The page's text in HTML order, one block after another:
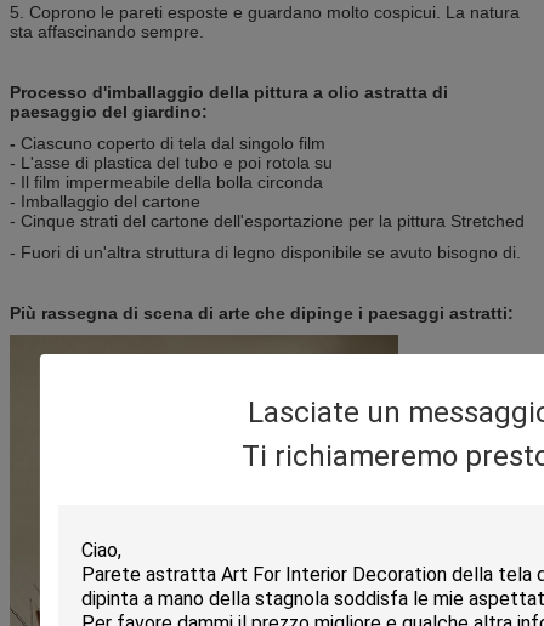
Lasciate un
Ti richiameremo
5. Coprono le pareti esposte e guardano molto cospicui. La natura
sta affascinando sempre.
Processo d'imballaggio della pittura a olio astratta di
paesaggio del giardino:
- Ciascuno coperto di tela dal singolo film
- L'asse di plastica del tubo e poi rotola su
- Il film impermeabile della bolla circonda
- Imballaggio del cartone
- Cinque strati del cartone dell'esportazione per la pittura Stretched
- Fuori di un'altra struttura di legno disponibile se avuto bisogno di.
Più rassegna di scena di arte che dipinge i paesaggi astratti: